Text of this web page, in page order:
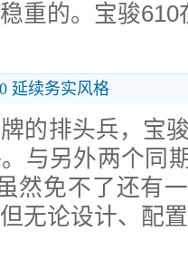
重的。宝骏610
延续务实风格
的排头兵，宝
与另外两个同
然免不了还有
无论设计、配